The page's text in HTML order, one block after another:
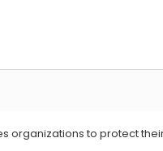
organizations to protect